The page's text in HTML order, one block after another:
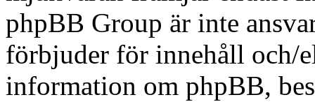
phpBB Group är inte
förbjuder för innehåll och/
information om phpBB,